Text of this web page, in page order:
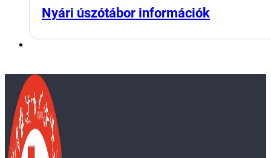
Nyári úszótábor információk